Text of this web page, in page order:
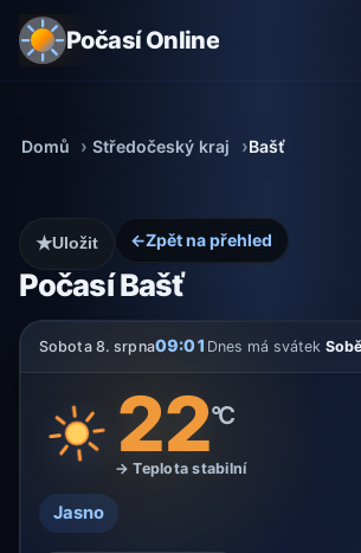
Počasí Online
Domů Středočeský kraj Bašť
←Zpět na přehled
Počasí Bašť
★Uložit
Sobota 8. srpna09:01 Dnes má svátek
22°C
→ Teplota stabilní
Jasno